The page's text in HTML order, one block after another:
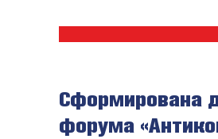
Сформирована
форума